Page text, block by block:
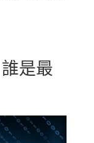
是最